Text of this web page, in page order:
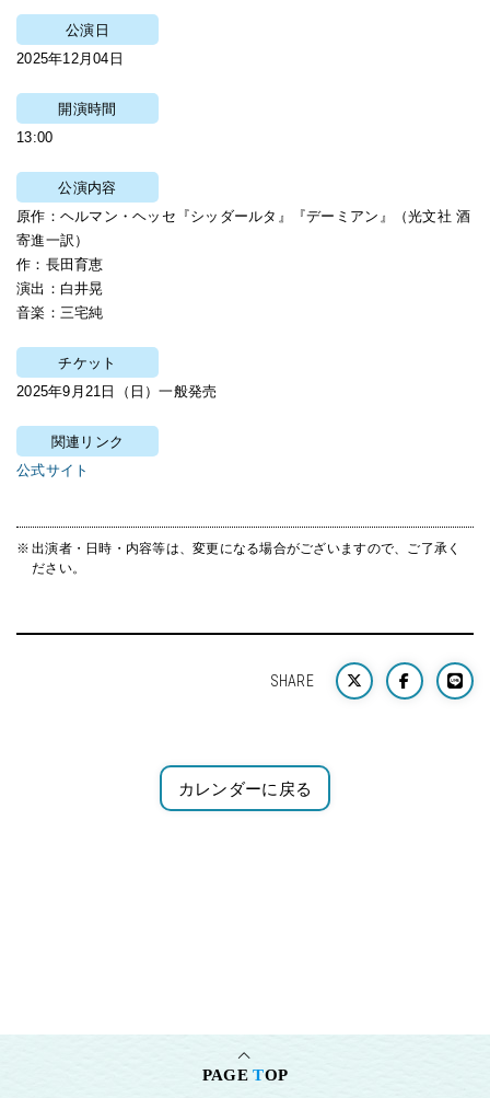
公演日
2025年12月04日
開演時間
13:00
公演内容
原作：ヘルマン・ヘッセ『シッダールタ』『デーミアン』（光文社 酒
寄進一訳）
作：長田育恵
演出：白井晃
音楽：三宅純
チケット
2025年9月21日（日）一般発売
関連リンク
公式サイト
出演者・日時・内容等は、変更になる場合がございますので、ご了承く
ださい。
SHARE
カレンダーに戻る
PAGETOP